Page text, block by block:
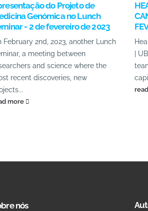
do Projeto de
Genómica no Lunch
- 2 de fevereiro de 2023
February 2nd, 2023, another Lunch
a meeting between
and science where the
recent discoveries, new
more
|
nós